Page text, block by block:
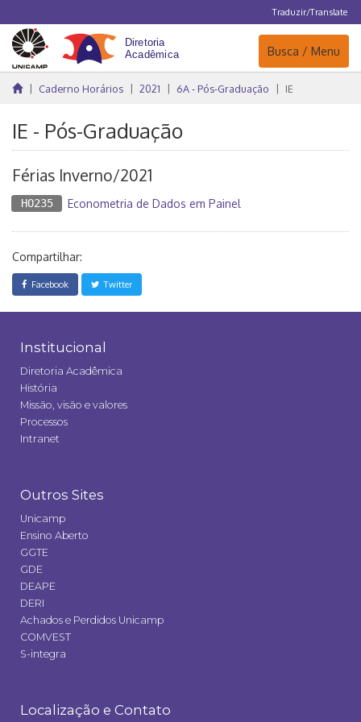
Traduzir/Translate
Navegação
Busca / Menu
Caderno Horários 2021 6A - Pós-Graduação IE
IE - Pós-Graduação
Férias Inverno/2021
HO235 Econometria de Dados em Painel
Compartilhar:
Facebook Twitter
Institucional
Diretoria Acadêmica
História
Missão, visão e valores
Processos
Intranet
Outros Sites
Unicamp
Ensino Aberto
GGTE
GDE
DEAPE
DERI
Achados e Perdidos Unicamp
COMVEST
S-integra
Localização e Contato